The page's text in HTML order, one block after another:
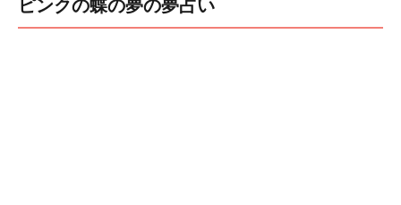
ピンクの蝶の夢の夢占い